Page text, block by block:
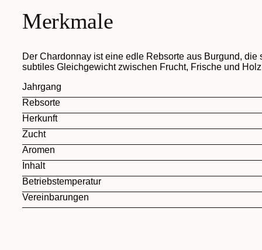
Merkmale
Der Chardonnay ist eine edle Rebsorte aus Burgund,
subtiles Gleichgewicht zwischen Frucht, Frische und
Jahrgang
Rebsorte
Herkunft
Zucht
Aromen
Inhalt
Betriebstemperatur
Vereinbarungen